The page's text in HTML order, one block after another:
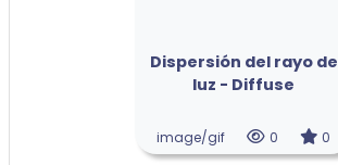
Dispersión del rayo de
luz - Diffuse
image/gif 0 0